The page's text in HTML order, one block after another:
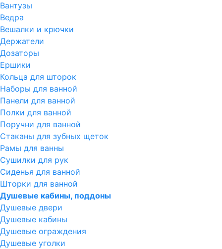
Вантузы
Ведра
Вешалки и крючки
Держатели
Дозаторы
Ершики
Кольца для шторок
Наборы для ванной
Панели для ванной
Полки для ванной
Поручни для ванной
Стаканы для зубных щеток
Рамы для ванны
Сушилки для рук
Сиденья для ванной
Шторки для ванной
Душевые кабины, поддоны
Душевые двери
Душевые кабины
Душевые ограждения
Душевые уголки